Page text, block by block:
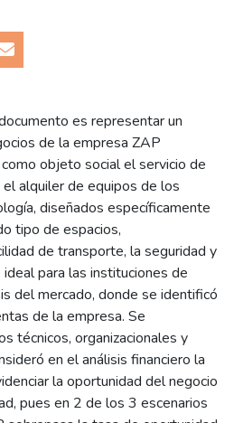
es representar un
de la empresa ZAP
objeto social el servicio de
alquiler de equipos de los
diseñados específicamente
tipo de espacios,
de transporte, la seguridad y
para las instituciones de
del mercado, donde se identificó
de la empresa. Se
técnicos, organizacionales y
en el análisis financiero la
la oportunidad del negocio
pues en 2 de los 3 escenarios